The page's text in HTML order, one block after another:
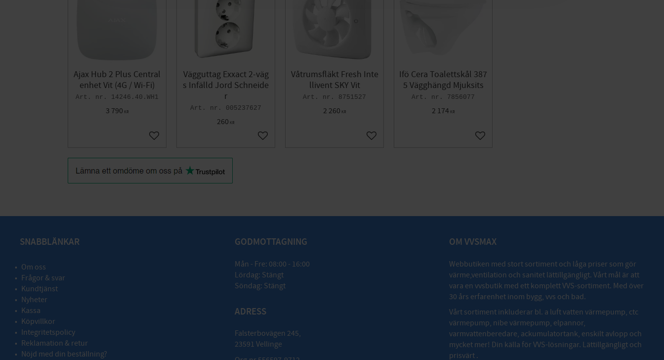
Ajax Hub 2 Plus Central
enhet Vit (4G / Wi-Fi)
14246.40.WH1
3 790 KR
Lägg till i favoriter
Vägguttag Exxact 2-väg
s Infälld Jord Schneide
r
005237627
260 KR
Lägg till i favoriter
Våtrumsfläkt Fresh Inte
llivent SKY Vit
8751527
2 260 KR
Lägg till i favoriter
Ifö Cera Toalettskål 387
5 Vägghängd Mjuksits
7856077
2 174KR
Lägg till i favoriter
SNABBLÄNKAR
Om oss
Frågor & svar
Kundtjänst
Nyheter
Kassa
Köpvillkor
Integritetspolicy
Reklamation & retur
Nöjd med din beställning?
GODMOTTAGNING
Mån - Fre: 08:00 - 16:00
Lördag: Stängt
Söndag: Stängt
ADRESS
Falsterbovägen 245,
23591 Vellinge
OM VVSMAX
Webbutiken med stort sortiment och låga priser som gör
värme,ventilation och sanitet lättillgängligt. Vårt mål är att
vara en vvsbutik med ett komplett VVS-sortiment. Med över
30 års erfarenhet inom bygg, vvs och bad.
Vårt sortiment inkluderar bl. a luft vatten värmepump, ctc
värmepump, nibe värmepump, elpannor,
varmvattenberedare, ackumulatortank, enskilt avlopp och
mycket mer! Din källa för VVS-lösningar. Lättillgängligt och
prisvärt .